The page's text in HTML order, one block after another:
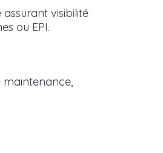
visibilité
ou EPI.
maintenance,